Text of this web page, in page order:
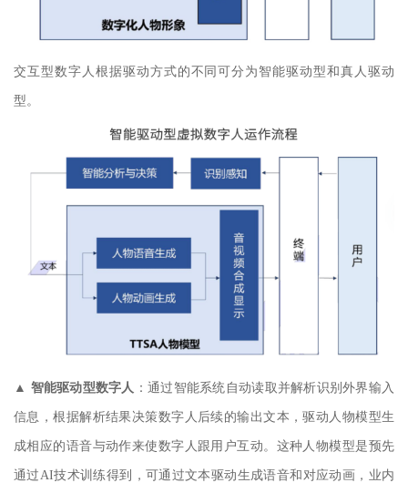
交互型数字人根据驱动方式的不同可分为智能驱动型和真人驱动
型。
▲ 智能驱动型数字人 ：通过智能系统自动读取并解析识别外界输入
信息，根据解析结果决策数字人后续的输出文本，驱动人物模型生
成相应的语音与动作来使数字人跟用户互动。这种人物模型是预先
通过AI技术训练得到，可通过文本驱动生成语音和对应动画，业内